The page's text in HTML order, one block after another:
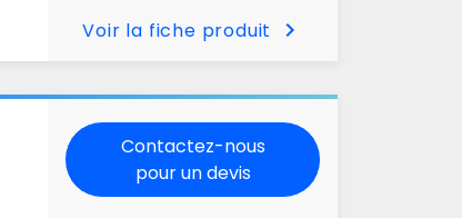
Voir la fiche produit chevron_right
Contactez-nous
pour un devis